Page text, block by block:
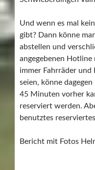
Und wenn es mal
gibt? Dann könne
abstellen und
angegebenen Hotline
immer Fahrräder und
seien, könne
45 Minuten vorher
reserviert werden.
benutztes
Bericht mit Fotos